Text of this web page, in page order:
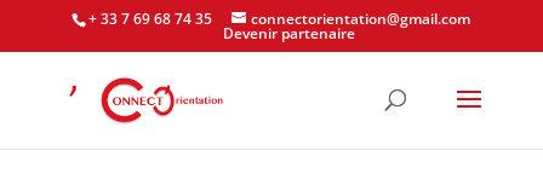
+ 33 7 69 68 74 35 connectorientation@gmail.com
Devenir partenaire